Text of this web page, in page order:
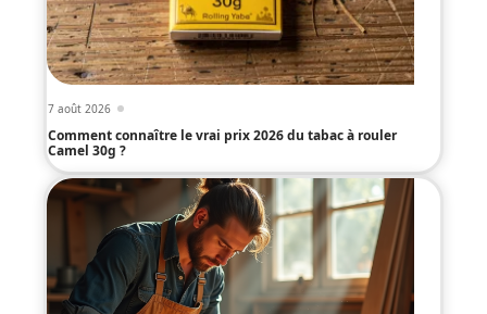
7 août 2026
Comment connaître le vrai prix 2026 du tabac à rouler
Camel 30g ?